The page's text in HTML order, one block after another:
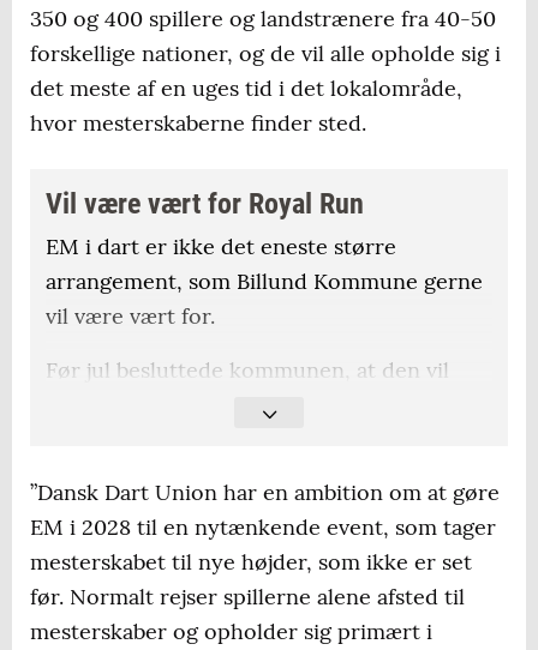
350 og 400 spillere og landstrænere fra 40-50
forskellige nationer, og de vil alle opholde sig i
det meste af en uges tid i det lokalområde,
hvor mesterskaberne finder sted.
Vil være vært for Royal Run
EM i dart er ikke det eneste større
arrangement, som Billund Kommune gerne
vil være vært for.
Før jul besluttede kommunen, at den vil
arbejde for at lægge gader til 2027-udgaven
om i landet.
”Dansk Dart Union har en ambition om at gøre
EM i 2028 til en nytænkende event, som tager
mesterskabet til nye højder, som ikke er set
før. Normalt rejser spillerne alene afsted til
mesterskaber og opholder sig primært i